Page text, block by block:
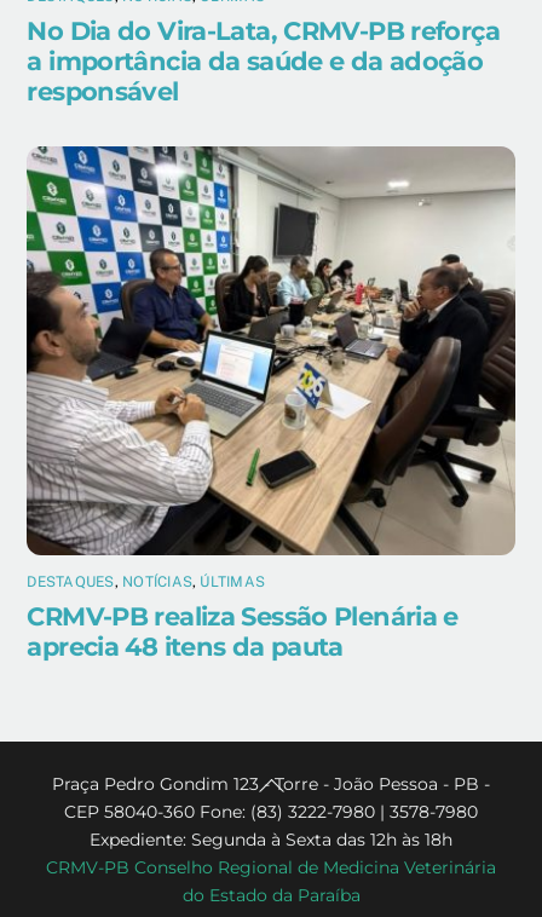
No Dia do Vira-Lata, CRMV-PB reforça
a importância da saúde e da adoção
responsável
DESTAQUES, NOTÍCIAS, ÚLTIMAS
CRMV-PB realiza Sessão Plenária e
aprecia 48 itens da pauta
Back
To
Top
Praça Pedro Gondim 123 - Torre - João Pessoa - PB -
CEP 58040-360 Fone: (83) 3222-7980 | 3578-7980
Expediente: Segunda à Sexta das 12h às 18h
CRMV-PB Conselho Regional de Medicina Veterinária
do Estado da Paraíba